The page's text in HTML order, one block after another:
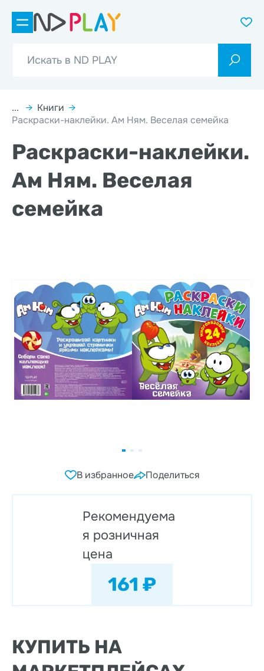
... → Книги →
Раскраски-наклейки. Ам Ням. Веселая семейка
Раскраски-наклейки.
Ам Ням. Веселая
семейка
В избранное Поделиться
Рекомендуема
я розничная
цена
161 ₽
КУПИТЬ НА